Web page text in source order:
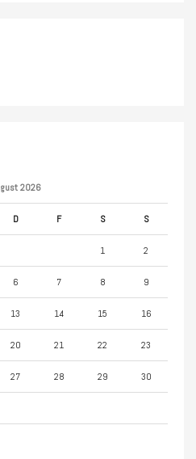
2026
D F S S
1 2
6 7 8 9
13 14 15 16
20 21 22 23
27 28 29 30